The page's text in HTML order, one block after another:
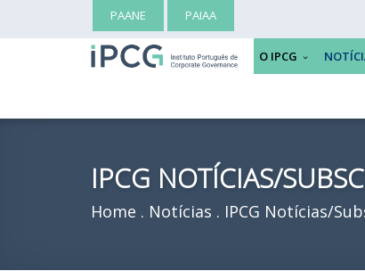
PAANE PAIAA
O IPCG
IPCG NOTÍCIAS/
Home Notícias IPCG Notícias/